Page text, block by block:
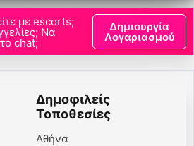
με escorts;
Να
chat;
Δημιουργία
Λογαριασμού
Δημοφιλείς
Τοποθεσίες
Αθήνα